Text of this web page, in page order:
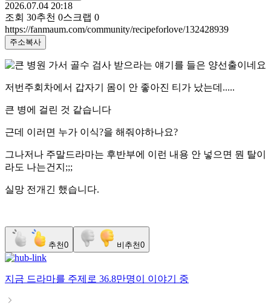
2026.07.04 20:18
조회 30추천 0스크랩 0
https://fanmaum.com/community/recipeforlove/132428939
주소복사
저번주회차에서 갑자기 몸이 안 좋아진 티가 났는데.....
큰 병에 걸린 것 같습니다
근데 이러면 누가 이식?을 해줘야하나요?
그나저나 주말드라마는 후반부에 이런 내용 안 넣으면 뭔 탈이
라도 나는건지;;;
실망 전개긴 했습니다.
추천0 비추천0
지금 드라마를 주제로 36.8만명이 이야기 중